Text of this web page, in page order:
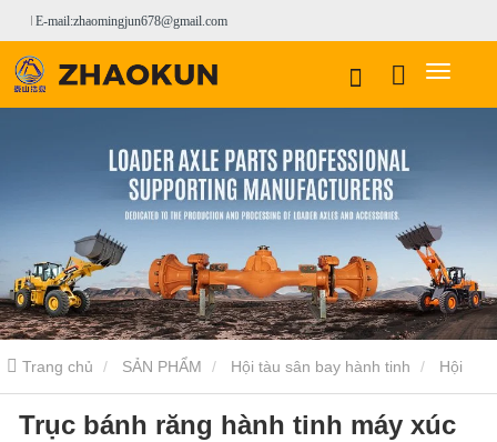
E-mail:zhaomingjun678@gmail.com
Trang chủ SẢN PHẨM Hội tàu sân bay hành tinh Hội
vận chuyển hành tinh LOVOL Trục bánh răng hành tinh máy xúc
Trục bánh răng hành tinh máy xúc